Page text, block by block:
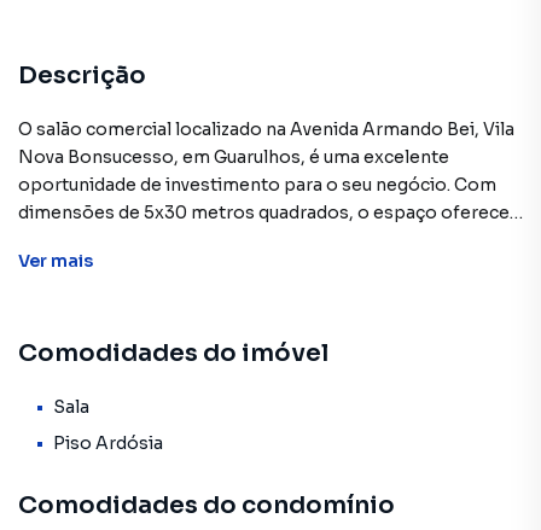
Descrição
O salão comercial localizado na Avenida Armando Bei, Vila
Nova Bonsucesso, em Guarulhos, é uma excelente
oportunidade de investimento para o seu negócio. Com
dimensões de 5x30 metros quadrados, o espaço oferece
comércios.
cobertura externa, o que proporciona proteção contra
tanto em dias de sol quanto em dias chuvosos. Além disso,
o imóvel conta com dois banheiros, o que é essencial para
Outro aspecto positivo é a sua localização privilegiada,
Ver mais
Comodidades do imóvel
Sala
Piso Ardósia
Comodidades do condomínio